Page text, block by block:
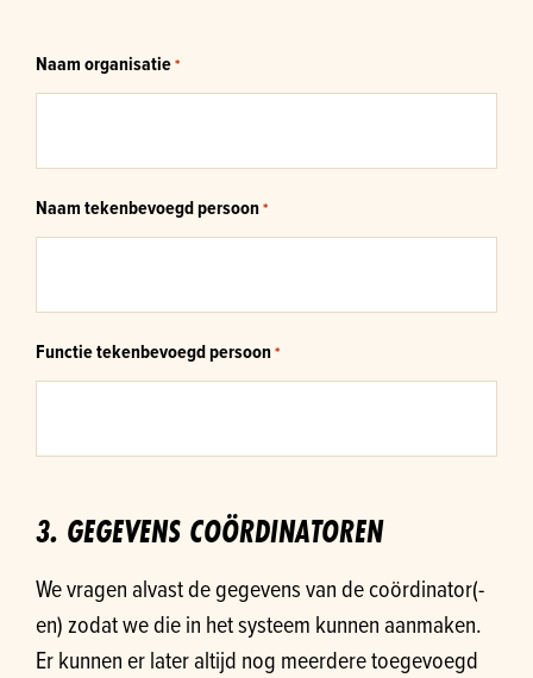
Naam organisatie*
Naam tekenbevoegd persoon*
Functie tekenbevoegd persoon*
3. GEGEVENS COÖRDINATOREN
We vragen alvast de gegevens van de coördinator(-
en) zodat we die in het systeem kunnen aanmaken.
Er kunnen er later altijd nog meerdere toegevoegd